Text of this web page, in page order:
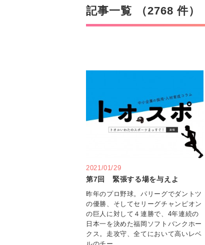
記事一覧 （2768 件）
2021/01/29
第7回 緊張する場を与えよ
昨年のプロ野球。パリーグでダントツ
の優勝、そしてセリーグチャンピオン
の巨人に対して４連勝で、4年連続の
日本一を決めた福岡ソフトバンクホー
クス。走攻守、全てにおいて高いレベ